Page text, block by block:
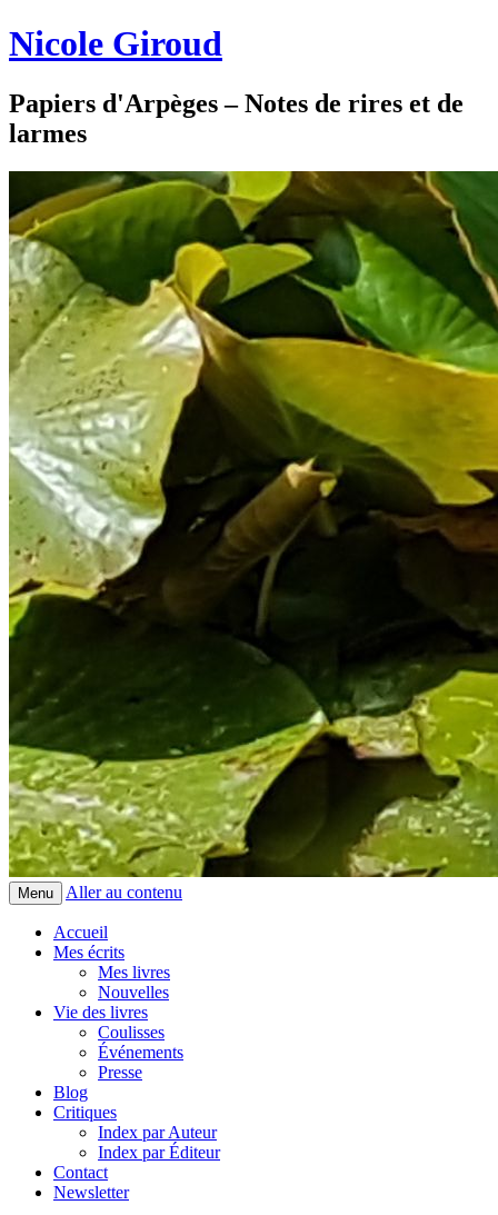
Nicole Giroud
Papiers d'Arpèges – Notes de rires et de
larmes
Menu Aller au contenu
Accueil
Mes écrits
Mes livres
Nouvelles
Vie des livres
Coulisses
Événements
Presse
Blog
Critiques
Index par Auteur
Index par Éditeur
Contact
Newsletter